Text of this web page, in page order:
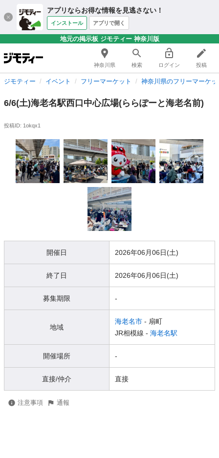
アプリならお得な情報を見逃さない！
インストール アプリで開く
地元の掲示板 ジモティー 神奈川版
神奈川県 検索 ログイン 投稿
ジモティー イベント フリーマーケット 神奈川県のフリーマーケッ
6/6(土)海老名駅西口中心広場(ららぽーと海老名前)
投稿ID: 1okqx1
開催日 2026年06月06日(土)
終了日 2026年06月06日(土)
募集期限 -
地域
海老名市 - 扇町
JR相模線 - 海老名駅
開催場所 -
直接/仲介 直接
注意事項 通報